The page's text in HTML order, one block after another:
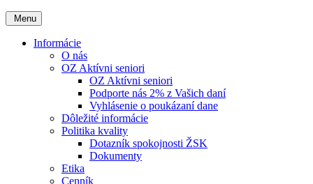
Menu
Informácie
O nás
OZ Aktívni seniori
OZ Aktívni seniori
Podporte nás 2% z Vašich daní
Vyhlásenie o poukázaní dane
Dôležité informácie
Politika kvality
Dotazník spokojnosti ŽSK
Dokumenty
Etika
Cenník